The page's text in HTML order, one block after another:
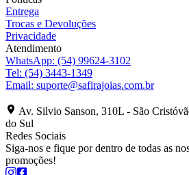
Entrega
Trocas e Devoluções
Privacidade
Atendimento
WhatsApp: (54) 99624-3102
Tel: (54) 3443-1349
Email: suporte@safirajoias.com.br
Av. Silvio Sanson, 310L - São
do Sul
Redes Sociais
Siga-nos e fique por dentro de todas as
promoções!